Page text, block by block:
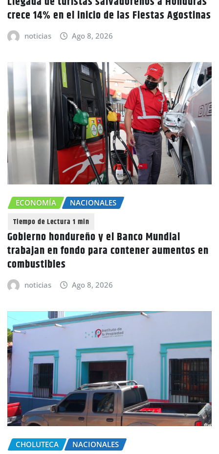
crece 14% en el inicio de las Fiestas Agostinas
noticias Ago 8, 2026
ECONOMÍA NACIONALES
Gobierno hondureño y el Banco Mundial
trabajan en fondo para contener aumentos en
combustibles
noticias Ago 8, 2026
CHOLUTECA NACIONALES